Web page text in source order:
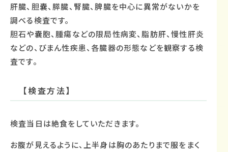
肝臓、胆嚢、膵臓、腎臓、脾臓を中心に異常がないかを
調べる検査です。
胆石や嚢胞、腫瘍などの限局性病変、脂肪肝、慢性肝炎
などの、びまん性疾患、各臓器の形態などを観察する検
査です。
【検査方法】
検査当日は絶食をしていただきます。
お腹が見えるように、上半身は胸のあたりまで服をまく